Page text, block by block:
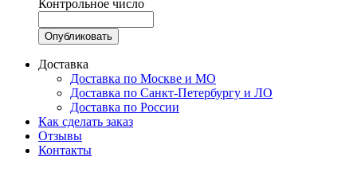
Контрольное число
Доставка
Доставка по Москве и МО
Доставка по Санкт-Петербургу и ЛО
Доставка по России
Как сделать заказ
Отзывы
Контакты